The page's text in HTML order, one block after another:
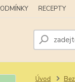
RECEPTY
Úvod